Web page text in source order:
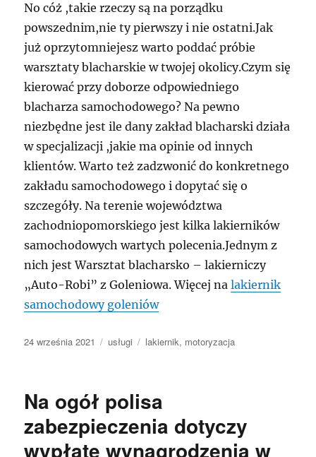
No cóż ,takie rzeczy są na porządku
powszednim,nie ty pierwszy i nie ostatni.Jak
już oprzytomniejesz warto poddać próbie
warsztaty blacharskie w twojej okolicy.Czym się
kierować przy doborze odpowiedniego
blacharza samochodowego? Na pewno
niezbędne jest ile dany zakład blacharski działa
w specjalizacji ,jakie ma opinie od innych
klientów. Warto też zadzwonić do konkretnego
zakładu samochodowego i dopytać się o
szczegóły. Na terenie województwa
zachodniopomorskiego jest kilka lakierników
samochodowych wartych polecenia.Jednym z
nich jest Warsztat blacharsko – lakierniczy
„Auto-Robi” z Goleniowa. Więcej nalakiernik
samochodowy goleniów
Data
24 września 2021 Kategorie
usługi Tagi
lakiernik, motoryzacja
Na ogół polisa
zabezpieczenia dotyczy
wypłatę wynagrodzenia w